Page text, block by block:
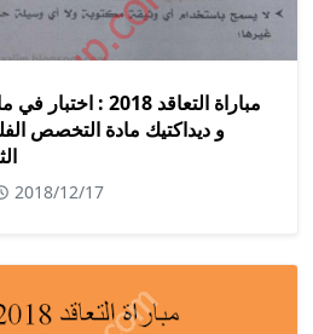
مباراة التعاقد 2018
و ديداكتيك مادة التخصص
2018/12/17